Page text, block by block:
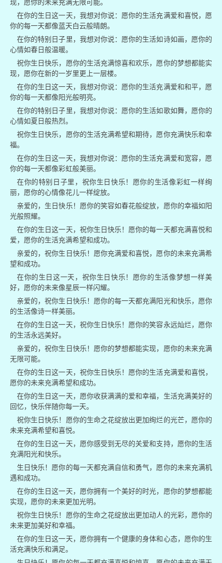
现，愿你的未来充满无限可能。
在你的生日这一天，我想对你说：愿你的生活充满爱和喜悦，愿
你的每一天都像蓝天白云般晴朗。
在你的特别日子里，我想对你说：愿你的生活如诗如画，愿你的
心情如春日般温暖。
祝你生日快乐，愿你的生活充满惊喜和欢乐，愿你的梦想都能实
现，愿你在新的一岁里更上一层楼。
在你的生日这一天，我想对你说：愿你的生活充满爱和和平，愿
你的每一天都像阳光般明亮。
在你的特别日子里，我想对你说：愿你的生活如歌如舞，愿你的
心情如夏日般热烈。
祝你生日快乐，愿你的生活充满希望和期待，愿你充满快乐和幸
福。
在你的生日这一天，我想对你说：愿你的生活充满爱和宽容，愿
你的每一天都像彩虹般美丽。
在你的特别日子里，祝你生日快乐！愿你的生活像彩虹一样绚
丽，愿你的心情像花儿一样绽放。
亲爱的，生日快乐！愿你的笑容如春花般绽放，愿你的幸福如阳
光般照耀。
在你的生日这一天，祝你生日快乐！愿你的每一天都充满喜悦和
爱，愿你的生活充满希望和成功。
亲爱的，祝你生日快乐！愿你充满爱和喜悦，愿你的未来充满希
望和成功。
在你的生日这一天，祝你生日快乐！愿你的生活像梦想一样美
好，愿你的未来像星辰一样闪耀。
亲爱的，祝你生日快乐！愿你的每一天都充满阳光和快乐，愿你
的生活像诗一样美丽。
在你的生日这一天，祝你生日快乐！愿你的笑容永远灿烂，愿你
的生活永远美好。
亲爱的，祝你生日快乐！愿你的梦想都能实现，愿你的未来充满
无限可能。
在你的生日这一天，祝你生日快乐！愿你的生活充满爱和喜悦，
愿你的未来充满希望和成功。
在你的生日这一天，愿你收获满满的爱和幸福，生活充满美好的
回忆，快乐伴随你每一天。
祝你生日快乐！愿你的生命之花绽放出更加绚烂的光芒，愿你的
未来充满希望和喜悦。
在你的生日这一天，愿你感受到无尽的关爱和支持，愿你的生活
充满阳光和快乐。
生日快乐！愿你的每一天都充满自信和勇气，愿你的未来充满机
遇和成功。
在你的生日这一天，愿你拥有一个美好的时光，愿你的梦想都能
实现，愿你的未来更加光明。
祝你生日快乐！愿你的生命之花绽放出更加动人的光彩，愿你的
未来更加美好和幸福。
在你的生日这一天，愿你拥有一个健康的身体和心态，愿你的生
活充满快乐和满足。